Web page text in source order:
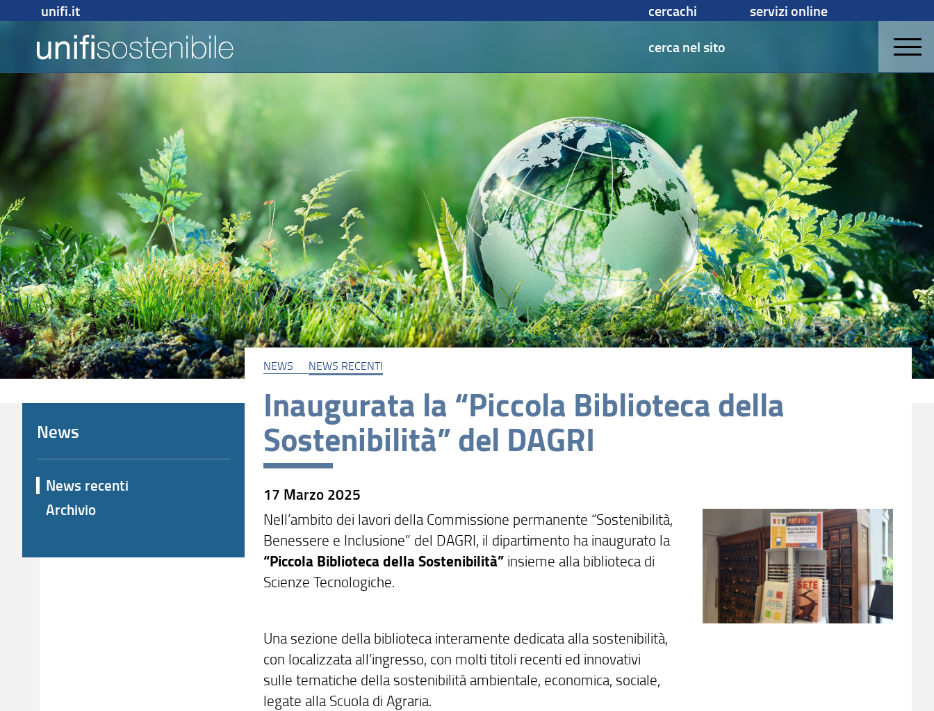
unifi.it cercachi
servizi online
cerca nel sito
NEWS NEWS RECENTI
Inaugurata la “Piccola Biblioteca della
Sostenibilità” del DAGRI
17 Marzo 2025
Nell’ambito dei lavori della Commissione permanente “Sostenibilità,
Benessere e Inclusione” del DAGRI, il dipartimento ha inaugurato la
“Piccola Biblioteca della Sostenibilità” insieme alla biblioteca di
Scienze Tecnologiche.
Una sezione della biblioteca interamente dedicata alla sostenibilità,
con localizzata all’ingresso, con molti titoli recenti ed innovativi
sulle tematiche della sostenibilità ambientale, economica, sociale,
legate alla Scuola di Agraria.
News
News recenti
Archivio